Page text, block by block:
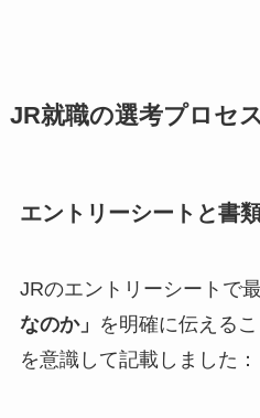
JR就職の選考プロセ
エントリーシートと書
JRのエントリーシートで
なのか」 を明確に伝える
を意識して記載しました：